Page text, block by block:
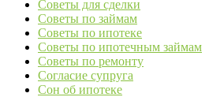
Советы для сделки
Советы по займам
Советы по ипотеке
Советы по ипотечным займам
Советы по ремонту
Согласие супруга
Сон об ипотеке